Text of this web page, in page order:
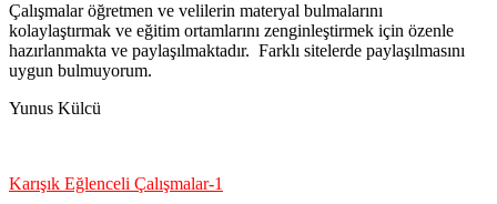
Çalışmalar öğretmen ve velilerin materyal bulmalarını
kolaylaştırmak ve eğitim ortamlarını zenginleştirmek için özenle
hazırlanmakta ve paylaşılmaktadır. Farklı sitelerde paylaşılmasını
uygun bulmuyorum.
Yunus Külcü
Karışık Eğlenceli Çalışmalar-1